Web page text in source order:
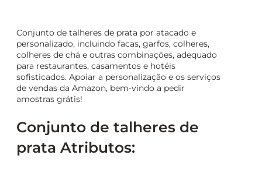
Conjunto de talheres de prata por atacado e
personalizado, incluindo facas, garfos, colheres,
colheres de chá e outras combinações, adequado
para restaurantes, casamentos e hotéis
sofisticados. Apoiar a personalização e os serviços
de vendas da Amazon, bem-vindo a pedir
amostras grátis!
Conjunto de talheres de
prata Atributos: